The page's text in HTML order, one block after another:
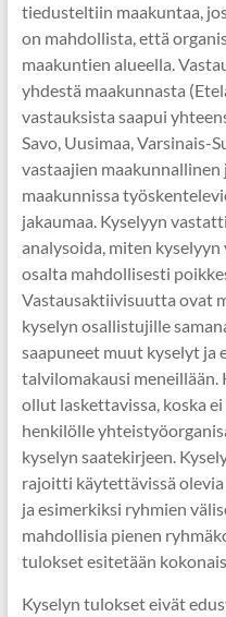
tiedusteltiin maakuntaa,
on mahdollista, että
maakuntien alueella.
yhdestä maakunnasta
vastauksista saapui
Savo, Uusimaa, Varsinais-
vastaajien maakunnallinen
maakunnissa
jakaumaa. Kyselyyn
analysoida, miten
osalta mahdollisesti
Vastausaktiivisuutta ovat
kyselyn osallistujille
saapuneet muut kyselyt ja
talvilomakausi meneillään.
ollut laskettavissa, koska
henkilölle
kyselyn saatekirjeen.
rajoitti käytettävissä
ja esimerkiksi ryhmien
mahdollisia pienen
tulokset esitetään
Kyselyn tulokset eivät